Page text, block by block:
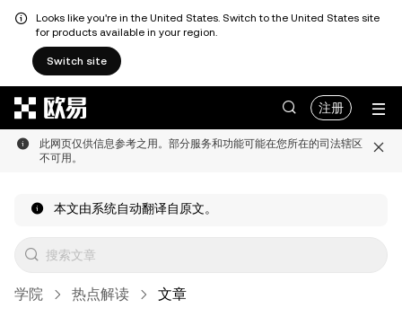
Looks like you're in the United States. Switch to the United States site
for products available in your region.
Switch site
注册
此网页仅供信息参考之用。部分服务和功能可能在您所在的司法辖区
不可用。
本文由系统自动翻译自原文。
学院 热点解读 文章